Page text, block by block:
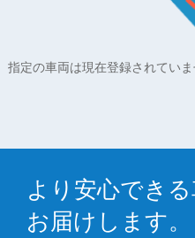
指定の車両は現在登録されていま
より安心でき
お届けします。